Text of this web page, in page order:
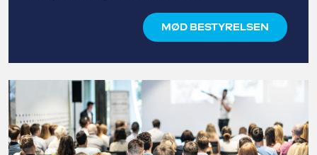
MØD BESTYRELSEN